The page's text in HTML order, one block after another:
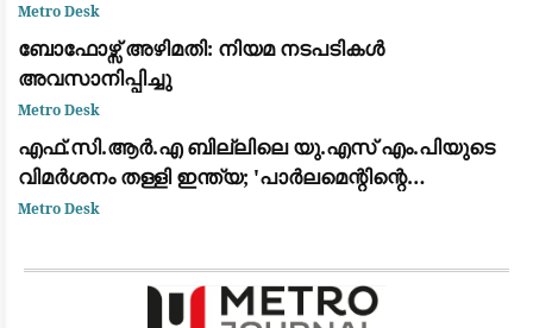
പേർ കൊല്ലപ്പെട്ടു
Metro Desk
ബോഫോഴ്സ് അഴിമതി: നിയമ നടപടികൾ
അവസാനിപ്പിച്ചു
Metro Desk
​എഫ്.സി.ആർ.എ ബില്ലിലെ യു.എസ് എം.പിയുടെ
വിമർശനം തള്ളി ഇന്ത്യ; 'പാർലമെന്റിന്റെ
അധികാരം, ആഭ്യന്തര വിഷയം' എന്ന് വിദേശകാര്യ
Metro Desk